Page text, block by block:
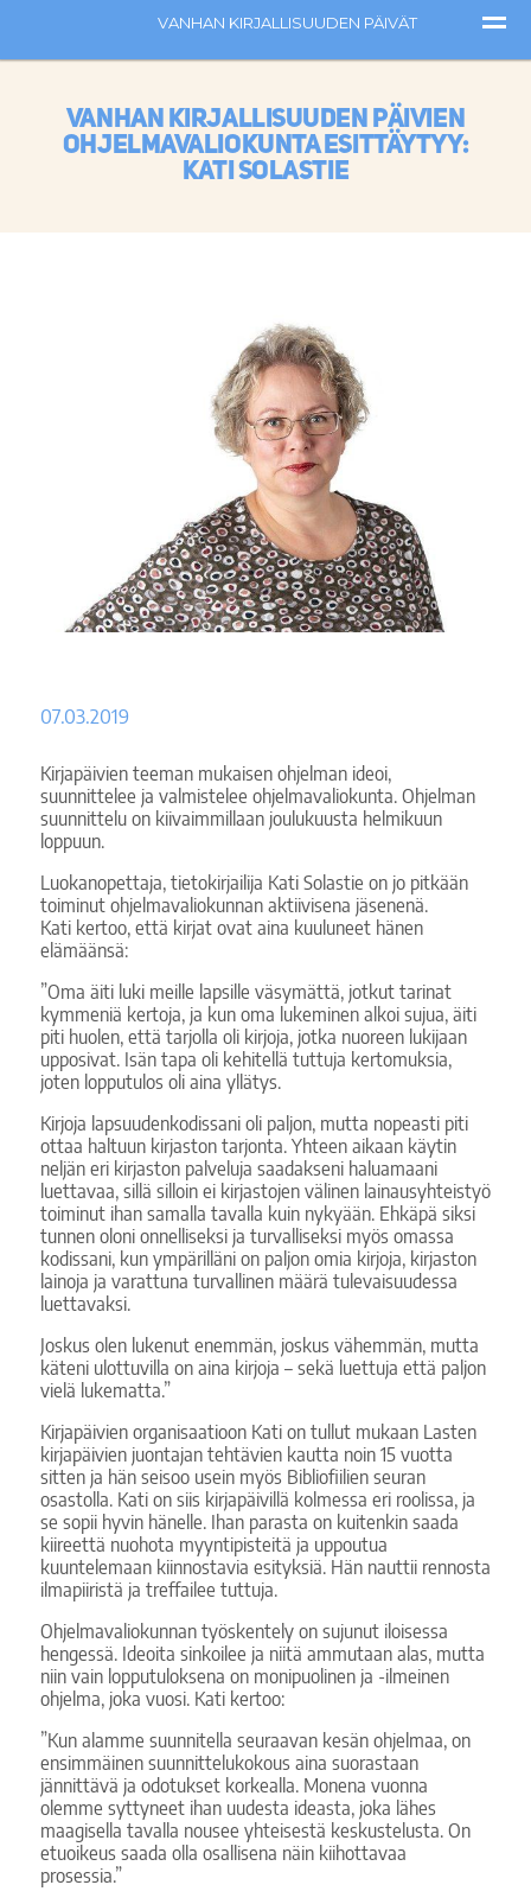
Vanhan kirjallisuuden päivien
ohjelmavaliokunta esittäytyy:
Kati Solastie
07.03.2019
Kirjapäivien teeman mukaisen ohjelman ideoi,
suunnittelee ja valmistelee ohjelmavaliokunta. Ohjelman
suunnittelu on kiivaimmillaan joulukuusta helmikuun
loppuun.
Luokanopettaja, tietokirjailija Kati Solastie on jo pitkään
toiminut ohjelmavaliokunnan aktiivisena jäsenenä.
Kati kertoo, että kirjat ovat aina kuuluneet hänen
elämäänsä:
”Oma äiti luki meille lapsille väsymättä, jotkut tarinat
kymmeniä kertoja, ja kun oma lukeminen alkoi sujua, äiti
piti huolen, että tarjolla oli kirjoja, jotka nuoreen lukijaan
upposivat. Isän tapa oli kehitellä tuttuja kertomuksia,
joten lopputulos oli aina yllätys.
Kirjoja lapsuudenkodissani oli paljon, mutta nopeasti piti
ottaa haltuun kirjaston tarjonta. Yhteen aikaan käytin
neljän eri kirjaston palveluja saadakseni haluamaani
luettavaa, sillä silloin ei kirjastojen välinen lainausyhteistyö
toiminut ihan samalla tavalla kuin nykyään. Ehkäpä siksi
tunnen oloni onnelliseksi ja turvalliseksi myös omassa
kodissani, kun ympärilläni on paljon omia kirjoja, kirjaston
lainoja ja varattuna turvallinen määrä tulevaisuudessa
luettavaksi.
Joskus olen lukenut enemmän, joskus vähemmän, mutta
käteni ulottuvilla on aina kirjoja – sekä luettuja että paljon
vielä lukematta.”
Kirjapäivien organisaatioon Kati on tullut mukaan Lasten
kirjapäivien juontajan tehtävien kautta noin 15 vuotta
sitten ja hän seisoo usein myös Bibliofiilien seuran
osastolla. Kati on siis kirjapäivillä kolmessa eri roolissa, ja
se sopii hyvin hänelle. Ihan parasta on kuitenkin saada
kiireettä nuohota myyntipisteitä ja uppoutua
kuuntelemaan kiinnostavia esityksiä. Hän nauttii rennosta
ilmapiiristä ja treffailee tuttuja.
Ohjelmavaliokunnan työskentely on sujunut iloisessa
hengessä. Ideoita sinkoilee ja niitä ammutaan alas, mutta
niin vain lopputuloksena on monipuolinen ja -ilmeinen
ohjelma, joka vuosi. Kati kertoo:
”Kun alamme suunnitella seuraavan kesän ohjelmaa, on
ensimmäinen suunnittelukokous aina suorastaan
jännittävä ja odotukset korkealla. Monena vuonna
olemme syttyneet ihan uudesta ideasta, joka lähes
maagisella tavalla nousee yhteisestä keskustelusta. On
etuoikeus saada olla osallisena näin kiihottavaa
prosessia.”